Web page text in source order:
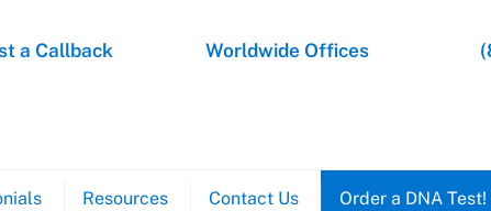
Resources Contact Us Order a DNA Test!
a Callback Worldwide Offices